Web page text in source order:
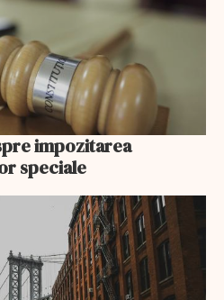
impozitarea
speciale